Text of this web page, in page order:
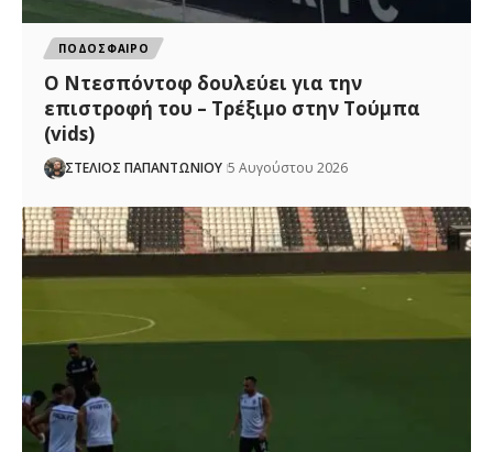
ΠΟΔΟΣΦΑΙΡΟ
Ο Ντεσπόντοφ δουλεύει για την
επιστροφή του – Τρέξιμο στην Τούμπα
(vids)
ΣΤΕΛΙΟΣ ΠΑΠΑΝΤΩΝΙΟΥ 5 Αυγούστου 2026